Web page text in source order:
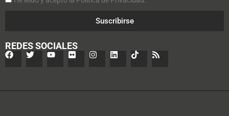
Suscribirse
REDES SOCIALES